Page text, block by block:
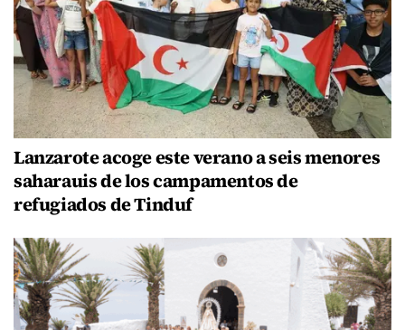
Lanzarote acoge este verano a seis menores
saharauis de los campamentos de
refugiados de Tinduf